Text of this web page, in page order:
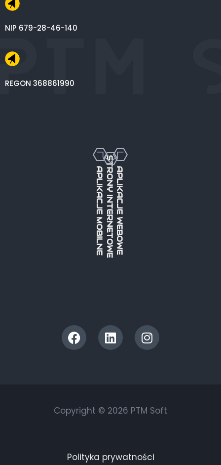
NIP 679-28-46-140
REGON 368861990
APLIKACJE MOBILNESTRONY INTERNETOWEAPLIKACJE WEBOWE
Copyright © 2026 PTM Soft
Polityka prywatności